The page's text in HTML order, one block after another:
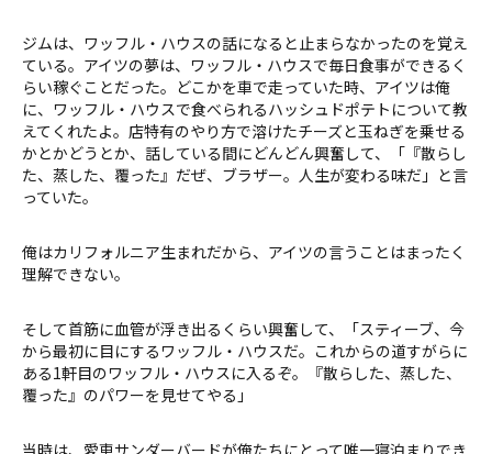
ジムは、ワッフル・ハウスの話になると止まらなかったのを覚え
ている。アイツの夢は、ワッフル・ハウスで毎日食事ができるく
らい稼ぐことだった。どこかを車で走っていた時、アイツは俺
に、ワッフル・ハウスで食べられるハッシュドポテトについて教
えてくれたよ。店特有のやり方で溶けたチーズと玉ねぎを乗せる
かとかどうとか、話している間にどんどん興奮して、「『散らし
た、蒸した、覆った』だぜ、ブラザー。人生が変わる味だ」と言
っていた。
俺はカリフォルニア生まれだから、アイツの言うことはまったく
理解できない。
そして首筋に血管が浮き出るくらい興奮して、「スティーブ、今
から最初に目にするワッフル・ハウスだ。これからの道すがらに
ある1軒目のワッフル・ハウスに入るぞ。『散らした、蒸した、
覆った』のパワーを見せてやる」
当時は、愛車サンダーバードが俺たちにとって唯一寝泊まりでき